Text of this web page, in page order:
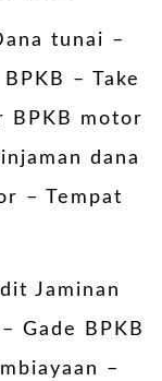
tunai –
– Take
BPKB motor
dana
– Tempat
Jaminan
Gade BPKB
–